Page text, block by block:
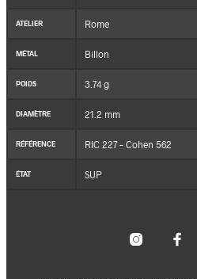
ATELIER Rome
MÉTAL Billon
POIDS 3.74 g
DIAMÈTRE 21.2 mm
RÉFÉRENCE RIC 227 – Cohen 562
ÉTAT SUP